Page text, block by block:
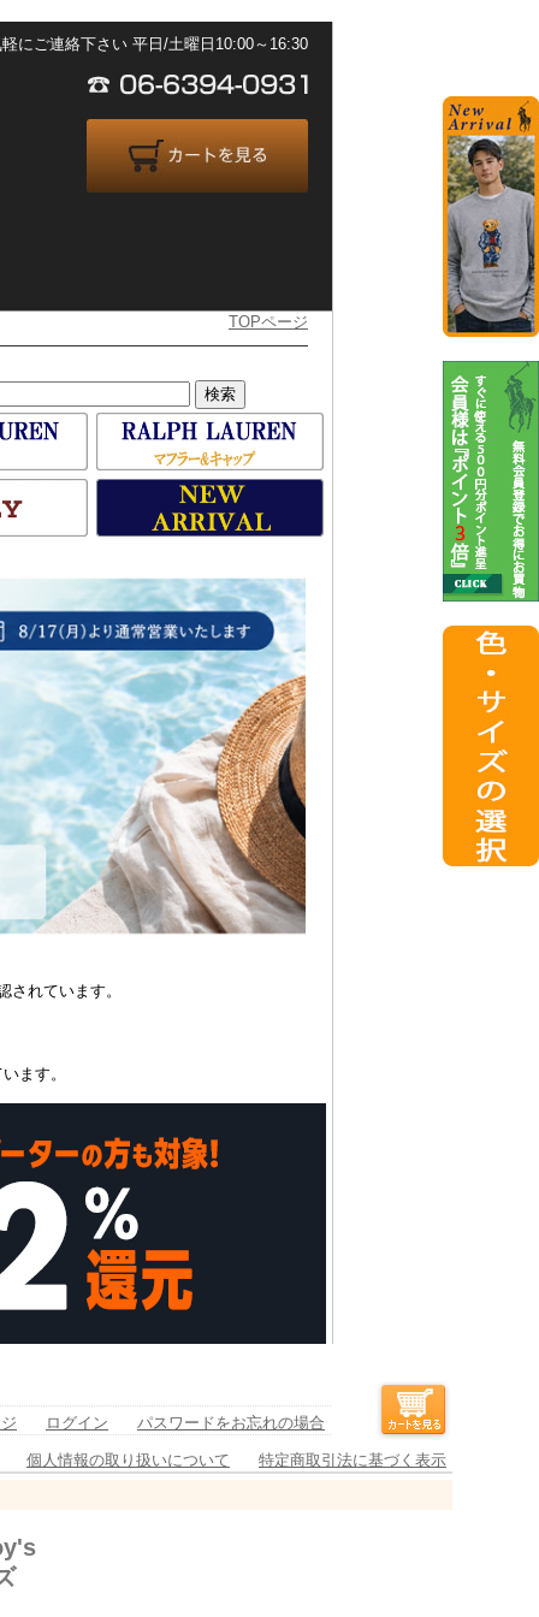
にご連絡下さい 平日/土曜日10:00～16:30
TOPページ
れています。
ます。
ログイン パスワードをお忘れの場合
個人情報の取り扱いについて 特定商取引法に基づく表示